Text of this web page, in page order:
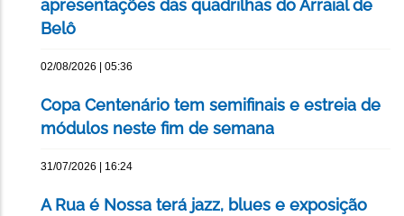
apresentações das quadrilhas do Arraial de
Belô
02/08/2026 | 05:36
Copa Centenário tem semifinais e estreia de
módulos neste fim de semana
31/07/2026 | 16:24
A Rua é Nossa terá jazz, blues e exposição